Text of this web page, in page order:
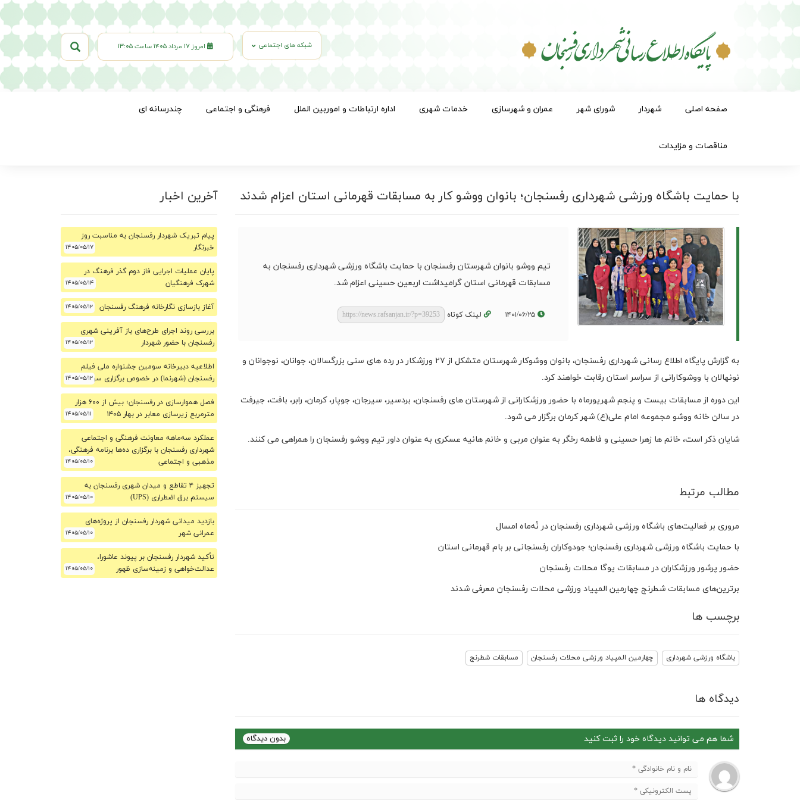
امروز ۱۷ مرداد ۱۴۰۵ ساعت ۱۳:۰۵ شبکه های اجتماعی
صفحه اصلی شهردار شورای شهر عمران و شهرسازی خدمات شهری اداره ارتباطات و اموربین الملل فرهنگی و اجتماعی چندرسانه ای
مناقصات و مزایدات
با حمایت باشگاه ورزشی شهرداری رفسنجان؛ بانوان ووشو کار به مسابقات قهرمانی استان اعزام شدند
تیم ووشو بانوان شهرستان رفسنجان با حمایت باشگاه ورزشی شهرداری رفسنجان به
مسابقات قهرمانی استان گرامیداشت اربعین حسینی اعزام شد.
۱۴۰۱/۰۶/۲۵ لینک کوتاه
به گزارش پایگاه اطلاع رسانی شهرداری رفسنجان، بانوان ووشوکار شهرستان متشکل از ۲۷ ورزشکار در رده های سنی بزرگسالان، جوانان، نوجوانان و
نونهالان با ووشوکارانی از سراسر استان رقابت خواهند کرد.
این دوره از مسابقات بیست و پنجم شهریورماه با حضور ورزشکارانی از شهرستان های رفسنجان، بردسیر، سیرجان، جوپار، کرمان، رابر، بافت، جیرفت
در سالن خانه ووشو مجموعه امام علی(ع) شهر کرمان برگزار می شود.
شایان ذکر است، خانم ها زهرا حسینی و فاطمه رخگر به عنوان مربی و خانم هانیه عسکری به عنوان داور تیم ووشو رفسنجان را همراهی می کنند.
مطالب مرتبط
مروری بر فعالیت‌های باشگاه ورزشی شهرداری رفسنجان در نُه‌ماه امسال
با حمایت باشگاه ورزشی شهرداری رفسنجان؛ جودوکاران رفسنجانی بر بام قهرمانی استان
حضور پرشور ورزشکاران در مسابقات یوگا محلات رفسنجان
برترین‌های مسابقات شطرنج چهارمین المپیاد ورزشی محلات رفسنجان معرفی شدند
برچسب ها
باشگاه ورزشی شهرداری چهارمین المپیاد ورزشی محلات رفسنجان مسابقات شطرنج
دیدگاه ها
شما هم می توانید دیدگاه خود را ثبت کنید
آخرین اخبار
پیام تبریک شهردار رفسنجان به مناسبت روز
خبرنگار
۱۴۰۵/۰۵/۱۷
پایان عملیات اجرایی فاز دوم گذر فرهنگ در
شهرک فرهنگیان
۱۴۰۵/۰۵/۱۴
آغاز بازسازی نگارخانه فرهنگ رفسنجان ۱۴۰۵/۰۵/۱۲
بررسی روند اجرای طرح‌های باز آفرینی شهری
رفسنجان با حضور شهردار
۱۴۰۵/۰۵/۱۲
اطلاعیه دبیرخانه سومین جشنواره ملی فیلم
رفسنجان (شهرنما) در خصوص برگزاری سومین دوره
۱۴۰۵/۰۵/۱۲
فصل هموارسازی در رفسنجان؛ بیش از ۶۰۰ هزار
مترمربع زیرسازی معابر در بهار ۱۴۰۵
۱۴۰۵/۰۵/۱۱
عملکرد سه‌ماهه معاونت فرهنگی و اجتماعی
شهرداری رفسنجان با برگزاری ده‌ها برنامه فرهنگی،
مذهبی و اجتماعی
۱۴۰۵/۰۵/۱۰
تجهیز ۴ تقاطع و میدان شهری رفسنجان به
سیستم برق اضطراری (UPS)
۱۴۰۵/۰۵/۱۰
بازدید میدانی شهردار رفسنجان از پروژه‌های
عمرانی شهر
۱۴۰۵/۰۵/۱۰
تأکید شهردار رفسنجان بر پیوند عاشورا،
عدالت‌خواهی و زمینه‌سازی ظهور
۱۴۰۵/۰۵/۱۰